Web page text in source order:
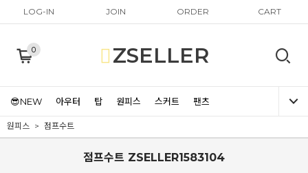
LOG-IN JOIN ORDER CART
0 ZSELLER
😎NEW 아우터 탑 원피스 스커트 팬츠
원피스 점프수트
점프수트 ZSELLER1583104